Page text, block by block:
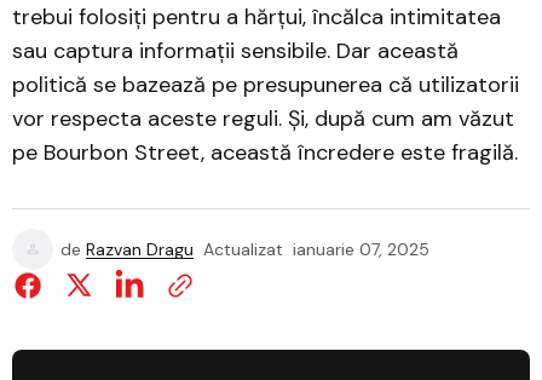
trebui folosiți pentru a hărțui, încălca intimitatea
sau captura informații sensibile. Dar această
politică se bazează pe presupunerea că utilizatorii
vor respecta aceste reguli. Și, după cum am văzut
pe Bourbon Street, această încredere este fragilă.
de Razvan Dragu Actualizat ianuarie 07, 2025